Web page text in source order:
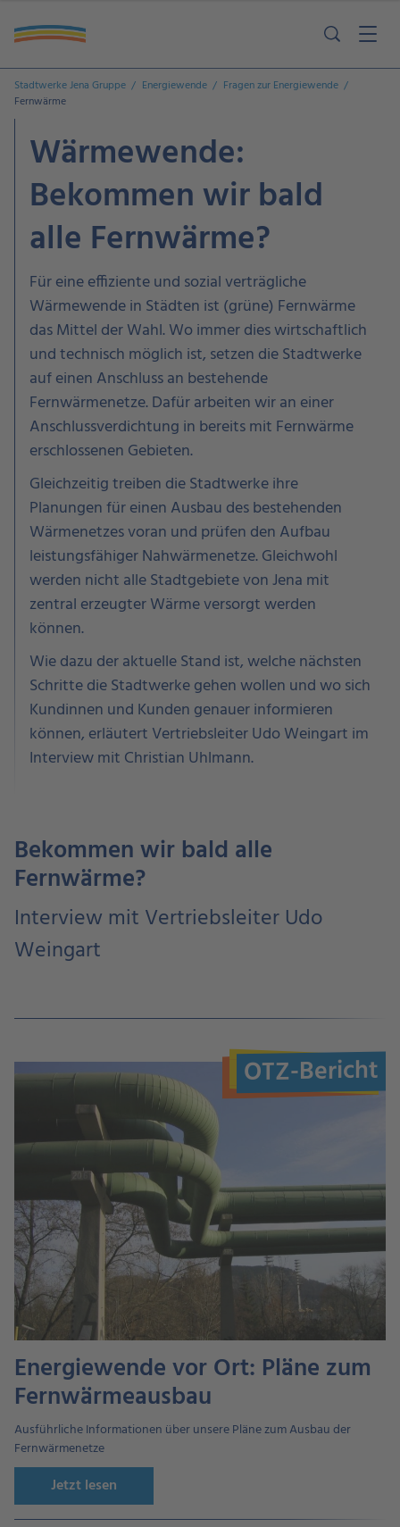
Stadtwerke Jena Gruppe Energiewende
Fragen zur Energiewende
Fernwärme
Wärmewende:
Bekommen wir bald
alle Fernwärme?
Für eine effiziente und sozial verträgliche
Wärmewende in Städten ist (grüne) Fernwärme
das Mittel der Wahl. Wo immer dies wirtschaftlich
und technisch möglich ist, setzen die Stadtwerke
auf einen Anschluss an bestehende
Fernwärmenetze. Dafür arbeiten wir an einer
Anschlussverdichtung in bereits mit Fernwärme
erschlossenen Gebieten.
Gleichzeitig treiben die Stadtwerke ihre
Planungen für einen Ausbau des bestehenden
Wärmenetzes voran und prüfen den Aufbau
leistungsfähiger Nahwärmenetze. Gleichwohl
werden nicht alle Stadtgebiete von Jena mit
zentral erzeugter Wärme versorgt werden
können.
Wie dazu der aktuelle Stand ist, welche nächsten
Schritte die Stadtwerke gehen wollen und wo sich
Kundinnen und Kunden genauer informieren
können, erläutert Vertriebsleiter Udo Weingart im
Interview mit Christian Uhlmann.
Bekommen wir bald alle
Fernwärme?
Interview mit Vertriebsleiter Udo
Weingart
OTZ-Bericht
Energiewende vor Ort: Pläne zum
Fernwärmeausbau
Ausführliche Informationen über unsere Pläne zum Ausbau der
Fernwärmenetze
Jetzt lesen